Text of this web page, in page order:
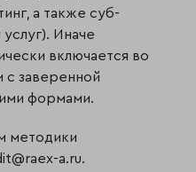
а также суб-
Иначе
включается во
с заверенной
формами.
методики
a.ru.